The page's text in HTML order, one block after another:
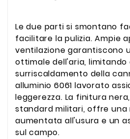
Le due parti si smontano
facilitare la pulizia. Ampie
ventilazione garantiscono
ottimale dell'aria, limitando
surriscaldamento della
alluminio 6061 lavorato
leggerezza. La finitura
standard militari, offre una
aumentata all'usura e un
sul campo.